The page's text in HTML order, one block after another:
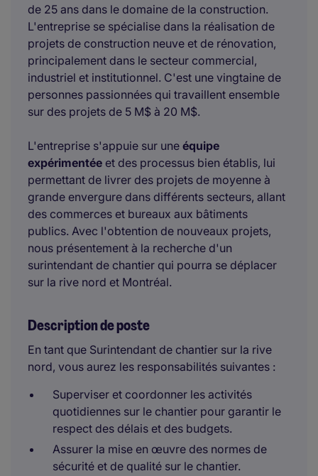
de 25 ans dans le domaine de la construction.
L'entreprise se spécialise dans la réalisation de
projets de construction neuve et de rénovation,
principalement dans le secteur commercial,
industriel et institutionnel. C'est une vingtaine de
personnes passionnées qui travaillent ensemble
sur des projets de 5 M$ à 20 M$.
L'entreprise s'appuie sur une équipe
expérimentée et des processus bien établis, lui
permettant de livrer des projets de moyenne à
grande envergure dans différents secteurs, allant
des commerces et bureaux aux bâtiments
publics. Avec l'obtention de nouveaux projets,
nous présentement à la recherche d'un
surintendant de chantier qui pourra se déplacer
sur la rive nord et Montréal.
Description de poste
En tant que Surintendant de chantier sur la rive
nord, vous aurez les responsabilités suivantes :
Superviser et coordonner les activités
quotidiennes sur le chantier pour garantir le
respect des délais et des budgets.
Assurer la mise en œuvre des normes de
sécurité et de qualité sur le chantier.